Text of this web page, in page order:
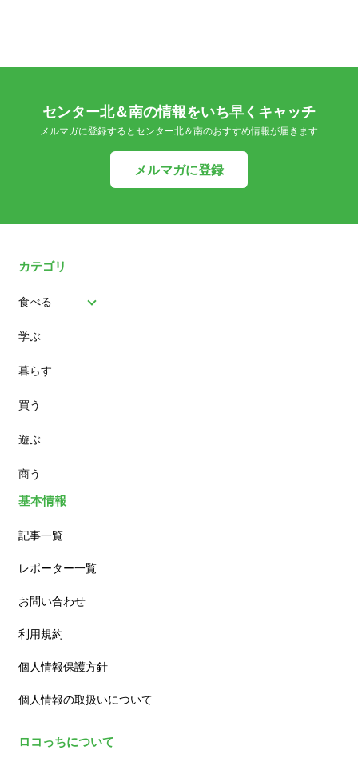
センター北＆南の情報をいち早くキャッチ
メルマガに登録するとセンター北＆南のおすすめ情報が届きます
メルマガに登録
カテゴリ
食べる
パン
スイーツ
ランチ
カフェ
学ぶ
暮らす
買う
遊ぶ
商う
基本情報
記事一覧
レポーター一覧
お問い合わせ
利用規約
個人情報保護方針
個人情報の取扱いについて
ロコっちについて